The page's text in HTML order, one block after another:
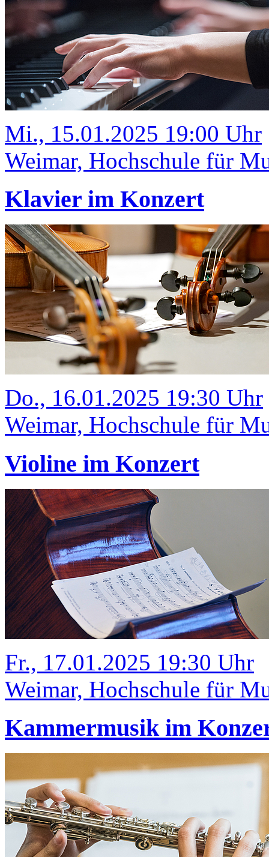
Mi., 15.01.2025 19:00 Uhr
Weimar, Hochschule für
Klavier im Konzert
Do., 16.01.2025 19:30 Uhr
Weimar, Hochschule für
Violine im Konzert
Fr., 17.01.2025 19:30 Uhr
Weimar, Hochschule für
Kammermusik im